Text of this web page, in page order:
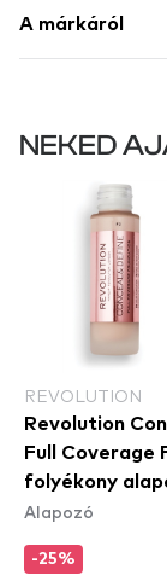
A márkáról
NEKED
REVOLUTION
Revolution
Full Coverage
folyékony
Alapozó
-25%